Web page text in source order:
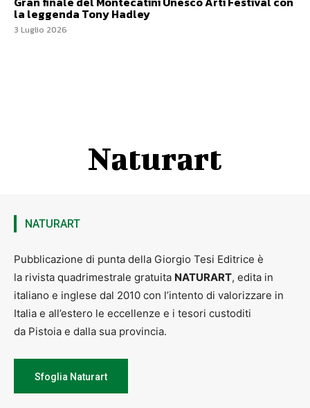
la leggenda Tony Hadley
3 Luglio 2026
Naturart
NATURART
Pubblicazione di punta della Giorgio Tesi Editrice è
la rivista quadrimestrale gratuita NATURART, edita in
italiano e inglese dal 2010 con l’intento di valorizzare in
Italia e all’estero le eccellenze e i tesori custoditi
da Pistoia e dalla sua provincia.
Sfoglia Naturart